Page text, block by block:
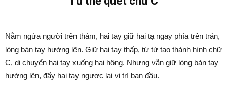
Nằm ngửa người trên thảm, hai tay giữ hai tạ ngay phía trên trán,
lòng bàn tay hướng lên. Giữ hai tay thấp, từ từ tạo thành hình chữ
C, di chuyển hai tay xuống hai hông. Nhưng vẫn giữ lòng bàn tay
hướng lên, đẩy hai tay ngược lại vị trí ban đầu.